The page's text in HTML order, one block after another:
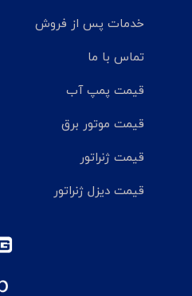
خدمات پس از فروش
تماس با ما
قیمت پمپ آب
قیمت موتور برق
قیمت ژنراتور
قیمت دیزل ژنراتور